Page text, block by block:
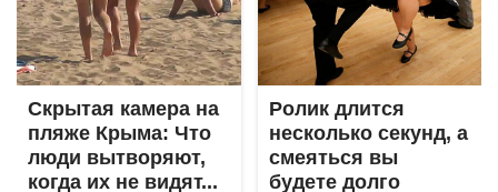
Скрытая камера на
пляже Крыма: Что
люди вытворяют,
когда их не видят...
Ролик длится
несколько секунд, а
смеяться вы
будете долго